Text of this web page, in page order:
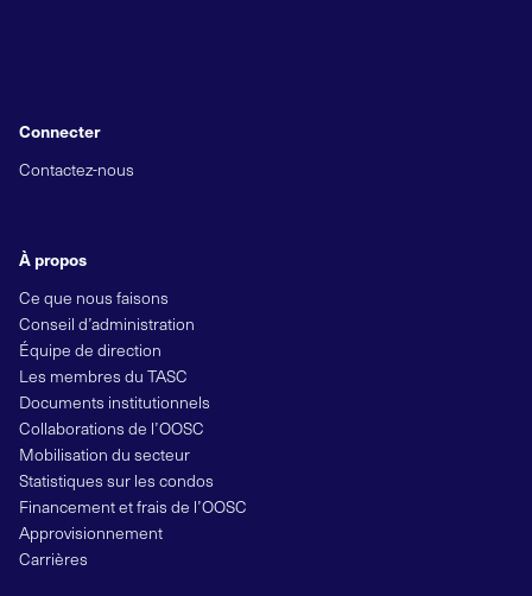
À propos
Ce que nous faisons
Conseil d’administration
Équipe de direction
Les membres du TASC
Documents institutionnels
Collaborations de l’OOSC
Mobilisation du secteur
Statistiques sur les condos
Financement et frais de l’OOSC
Approvisionnement
Carrières
Connecter
Contactez-nous